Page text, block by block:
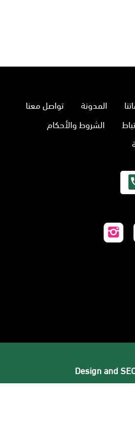
المدونة
تواصل معنا
الشروط والأحكام
على
Design and